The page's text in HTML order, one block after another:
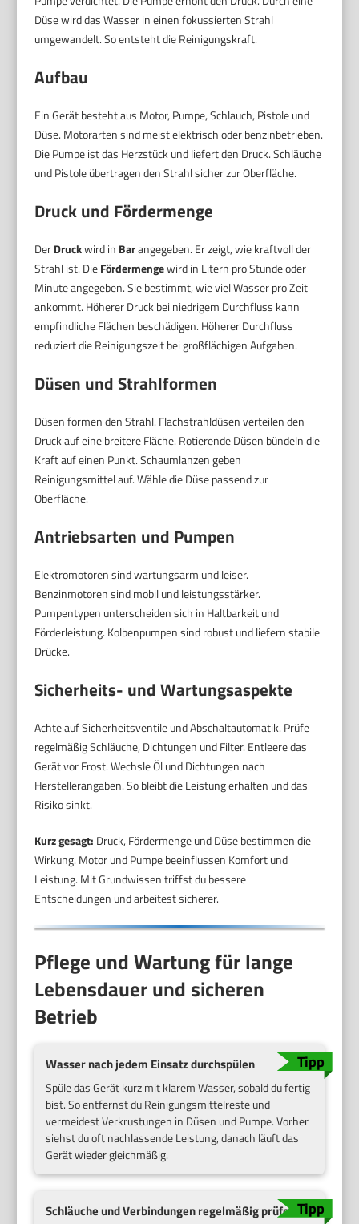
Düse wird das Wasser in einen fokussierten Strahl
umgewandelt. So entsteht die Reinigungskraft.
Aufbau
Ein Gerät besteht aus Motor, Pumpe, Schlauch, Pistole und
Düse. Motorarten sind meist elektrisch oder benzinbetrieben.
Die Pumpe ist das Herzstück und liefert den Druck. Schläuche
und Pistole übertragen den Strahl sicher zur Oberfläche.
Druck und Fördermenge
DerDruckwird in Barangegeben. Er zeigt, wie kraftvoll der
Strahl ist. DieFördermengewird in Litern pro Stunde oder
Minute angegeben. Sie bestimmt, wie viel Wasser pro Zeit
ankommt. Höherer Druck bei niedrigem Durchfluss kann
empfindliche Flächen beschädigen. Höherer Durchfluss
reduziert die Reinigungszeit bei großflächigen Aufgaben.
Düsen und Strahlformen
Düsen formen den Strahl. Flachstrahldüsen verteilen den
Druck auf eine breitere Fläche. Rotierende Düsen bündeln die
Kraft auf einen Punkt. Schaumlanzen geben
Reinigungsmittel auf. Wähle die Düse passend zur
Oberfläche.
Antriebsarten und Pumpen
Elektromotoren sind wartungsarm und leiser.
Benzinmotoren sind mobil und leistungsstärker.
Pumpentypen unterscheiden sich in Haltbarkeit und
Förderleistung. Kolbenpumpen sind robust und liefern stabile
Drücke.
Sicherheits- und Wartungsaspekte
Achte auf Sicherheitsventile und Abschaltautomatik. Prüfe
regelmäßig Schläuche, Dichtungen und Filter. Entleere das
Gerät vor Frost. Wechsle Öl und Dichtungen nach
Herstellerangaben. So bleibt die Leistung erhalten und das
Risiko sinkt.
Kurz gesagt: Druck, Fördermenge und Düse bestimmen die
Wirkung. Motor und Pumpe beeinflussen Komfort und
Leistung. Mit Grundwissen triffst du bessere
Entscheidungen und arbeitest sicherer.
Pflege und Wartung für lange
Lebensdauer und sicheren
Betrieb
Wasser nach jedem Einsatz durchspülen
Spüle das Gerät kurz mit klarem Wasser, sobald du fertig
bist. So entfernst du Reinigungsmittelreste und
vermeidest Verkrustungen in Düsen und Pumpe. Vorher
siehst du oft nachlassende Leistung, danach läuft das
Gerät wieder gleichmäßig.
Schläuche und Verbindungen regelmäßig prüfen